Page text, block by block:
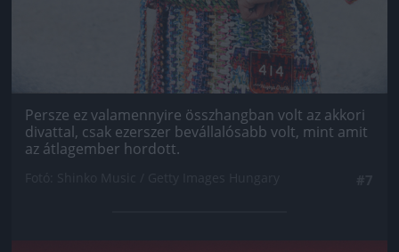
Persze ez valamennyire összhangban volt az akkori
divattal, csak ezerszer bevállalósabb volt, mint amit
az átlagember hordott.